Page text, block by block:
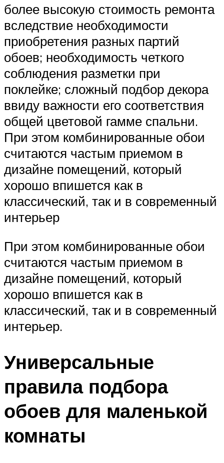
более высокую стоимость ремонта
вследствие необходимости
приобретения разных партий
обоев; необходимость четкого
соблюдения разметки при
поклейке; сложный подбор декора
ввиду важности его соответствия
общей цветовой гамме спальни.
При этом комбинированные обои
считаются частым приемом в
дизайне помещений, который
хорошо впишется как в
классический, так и в современный
интерьер
При этом комбинированные обои
считаются частым приемом в
дизайне помещений, который
хорошо впишется как в
классический, так и в современный
интерьер.
Универсальные
правила подбора
обоев для маленькой
комнаты